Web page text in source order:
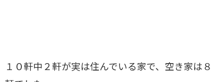
１０軒中２軒が実は住んでいる家で、空き家は８